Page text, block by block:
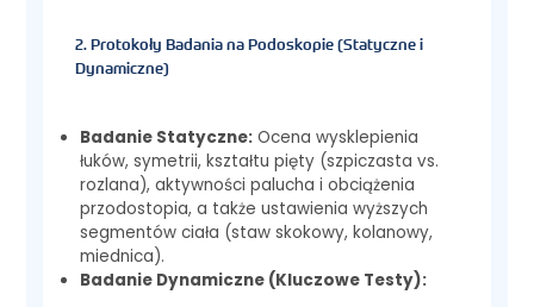
2. Protokoły Badania na Podoskopie (Statyczne i
Dynamiczne)
Badanie Statyczne: Ocena wysklepienia
łuków, symetrii, kształtu pięty (szpiczasta vs.
rozlana), aktywności palucha i obciążenia
przodostopia, a także ustawienia wyższych
segmentów ciała (staw skokowy, kolanowy,
miednica).
Badanie Dynamiczne (Kluczowe Testy):